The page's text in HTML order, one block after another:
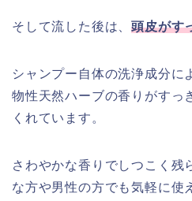
そして流した後は、頭皮がす
シャンプー自体の洗浄成分に
物性天然ハーブの香りがすっ
くれています。
さわやかな香りでしつこく残
な方や男性の方でも気軽に使